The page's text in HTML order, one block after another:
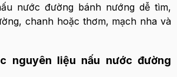
nước đường bánh nướng dễ tìm,
chanh hoặc thơm, mạch nha và
nguyên liệu nấu nước đường